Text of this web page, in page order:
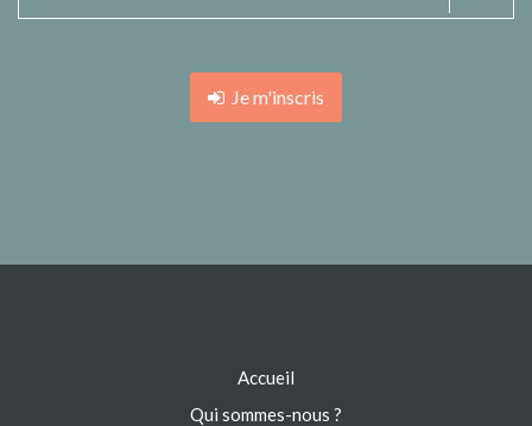
Je m'inscris
Accueil
Qui sommes-nous ?